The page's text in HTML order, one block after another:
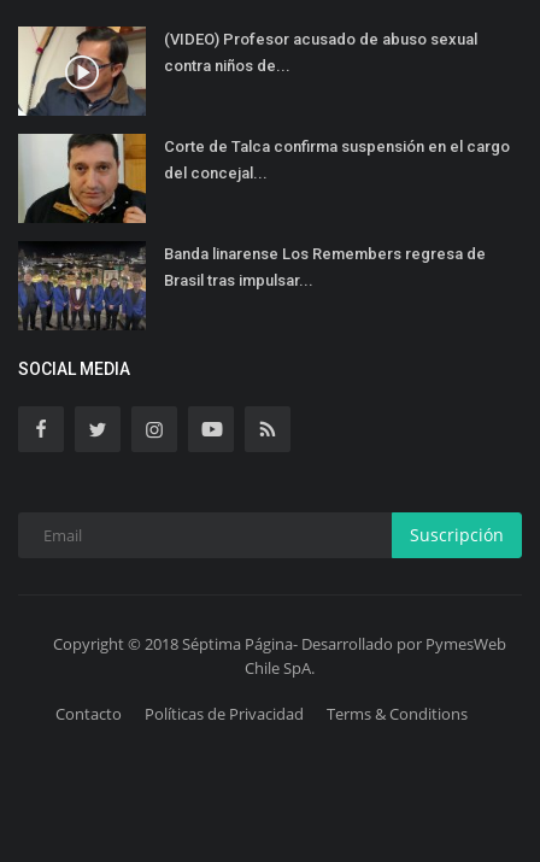
(VIDEO) Profesor acusado de abuso sexual
contra niños de...
Corte de Talca confirma suspensión en el cargo
del concejal...
Banda linarense Los Remembers regresa de
Brasil tras impulsar...
SOCIAL MEDIA
Suscripción
Copyright © 2018 Séptima Página- Desarrollado por PymesWeb
Chile SpA.
Contacto Políticas de Privacidad Terms & Conditions